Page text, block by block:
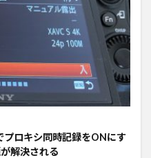
プロキシ同時記録をONにす
解決される